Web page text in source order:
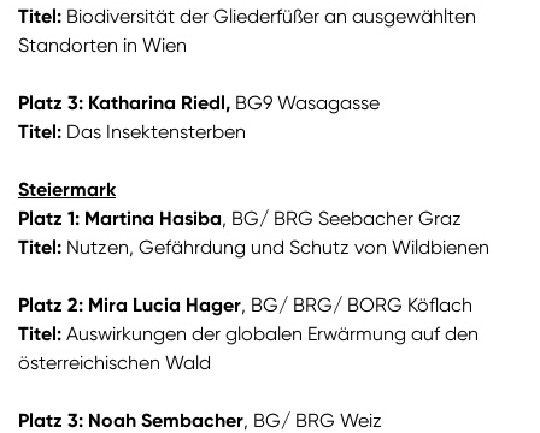
Titel: Biodiversität der Gliederfüßer an ausgewählten
Standorten in Wien
Platz 3: Katharina Riedl, BG9 Wasagasse
Titel: Das Insektensterben
Steiermark
Platz 1: Martina Hasiba, BG/ BRG Seebacher Graz
Titel: Nutzen, Gefährdung und Schutz von Wildbienen
Platz 2: Mira Lucia Hager, BG/ BRG/ BORG Köflach
Titel: Auswirkungen der globalen Erwärmung auf den
österreichischen Wald
Platz 3: Noah Sembacher, BG/ BRG Weiz